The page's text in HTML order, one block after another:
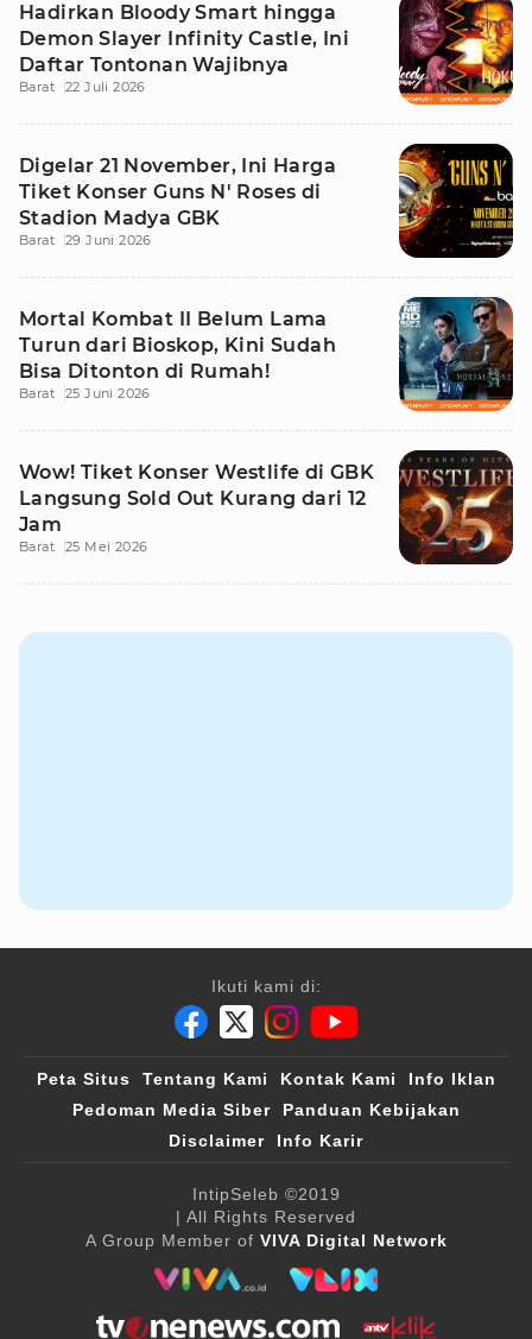
Hadirkan Bloody Smart hingga
Demon Slayer Infinity Castle, Ini
Daftar Tontonan Wajibnya
Barat 22 Juli 2026
Digelar 21 November, Ini Harga
Tiket Konser Guns N' Roses di
Stadion Madya GBK
Barat 29 Juni 2026
Mortal Kombat II Belum Lama
Turun dari Bioskop, Kini Sudah
Bisa Ditonton di Rumah!
Barat 25 Juni 2026
Wow! Tiket Konser Westlife di GBK
Langsung Sold Out Kurang dari 12
Jam
Barat 25 Mei 2026
Ikuti kami di:
Peta Situs Tentang Kami Kontak Kami
Info Iklan
Pedoman Media Siber
Panduan Kebijakan
Disclaimer
Info Karir
IntipSeleb ©2019
| All Rights Reserved
A Group Member of VIVA Digital Network